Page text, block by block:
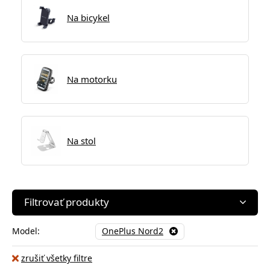
Na bicykel
Na motorku
Na stol
Filtrovať produkty
Model: OnePlus Nord2
zrušiť všetky filtre